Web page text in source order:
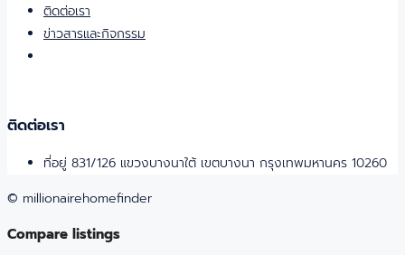
ติดต่อเรา
ข่าวสารและกิจกรรม
ติดต่อเรา
ที่อยู่ 831/126 แขวงบางนาใต้ เขตบางนา กรุงเทพมหานคร 10260
© millionairehomefinder
Compare listings